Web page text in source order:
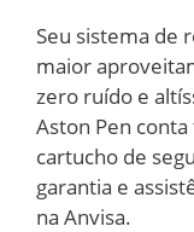
Seu sistema de
maior
zero ruído e
Aston Pen
cartucho de
garantia e
na Anvisa.